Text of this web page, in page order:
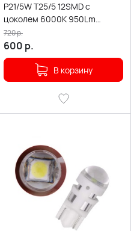
P21/5W T25/5 12SMD c
цоколем 6000K 950Lm
двухконт белая 2шт АКЦИЯ!
600 р.
720р.
В корзину